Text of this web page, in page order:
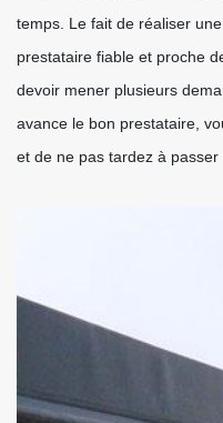
temps. Le fait de réaliser
prestataire fiable et proche
devoir mener plusieurs
avance le bon prestataire,
et de ne pas tardez à